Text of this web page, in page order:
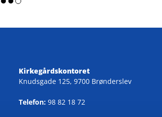
Kirkegårdskontoret
Knudsgade 125, 9700 Brønderslev
Telefon: 98 82 18 72